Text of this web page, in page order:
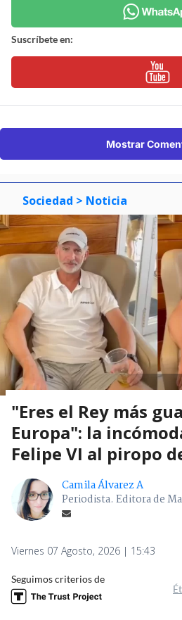
Suscríbete en:
Mostrar
Sociedad > Noticia
"Eres el Rey más
Europa": la
Felipe VI al piropo
Camila Álvarez A
Periodista. Editora de
Viernes 07 Agosto, 2026 | 15:43
Seguimos criterios de